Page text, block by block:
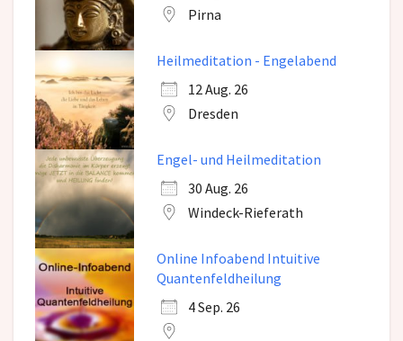
Pirna
Heilmeditation - Engelabend
12 Aug. 26
Dresden
Engel- und Heilmeditation
30 Aug. 26
Windeck-Rieferath
Online Infoabend Intuitive
Quantenfeldheilung
4 Sep. 26